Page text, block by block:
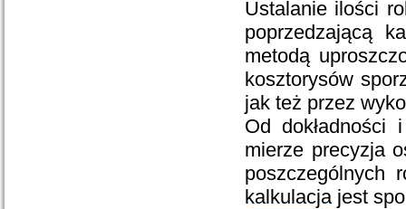
Ustalanie ilości
poprzedzającą
metodą
kosztorysów
jak też przez
Od
mierze precyzja
poszczególnych
kalkulacja jest